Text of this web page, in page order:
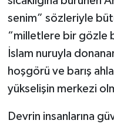
senim” sözleriyle
“milletlere bir gözle
İslam nuruyla
hoşgörü ve barış
yükselişin merkezi
Devrin insanlarına
Gümüşhane
Hakkari
Hatay Müftülüğü
Iğdır Müftülüğü